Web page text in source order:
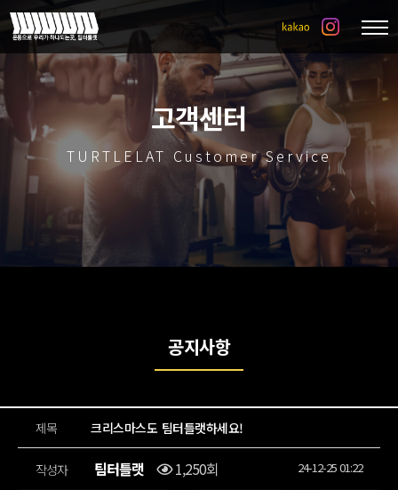
고객센터
TURTLELAT Customer Service
공지사항
제목 크리스마스도 팀터틀랫하세요!
작성자 팀터틀랫 1,250회 24-12-25 01:22